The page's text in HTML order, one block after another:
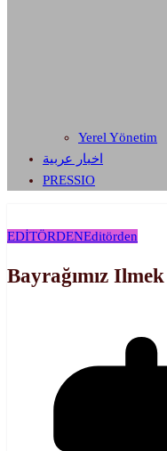
Yerel Yönetim
اخبار عربية
PRESSIO
EDİTÖRDENEditörden
Bayrağımız